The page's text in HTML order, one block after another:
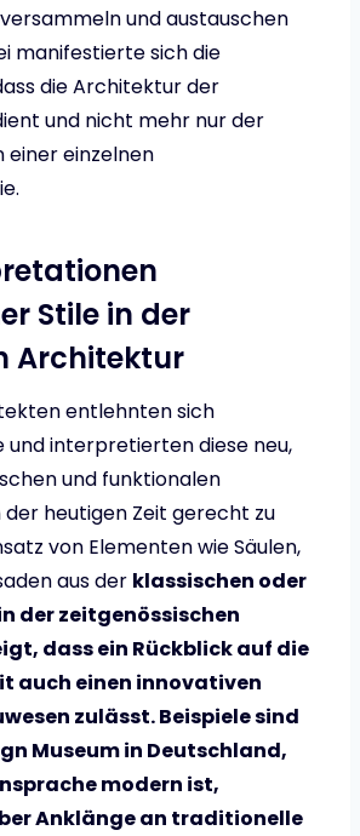
und austauschen
manifestierte sich die
die Architektur der
und nicht mehr nur der
einer einzelnen
Stile in der
Architektur
entlehnten sich
und interpretierten diese neu,
und funktionalen
heutigen Zeit gerecht zu
von Elementen wie Säulen,
aus der klassischen oder
der zeitgenössischen
dass ein Rückblick auf die
auch einen innovativen
zulässt. Beispiele sind
Museumin Deutschland,
modern ist,
Anklänge an traditionelle